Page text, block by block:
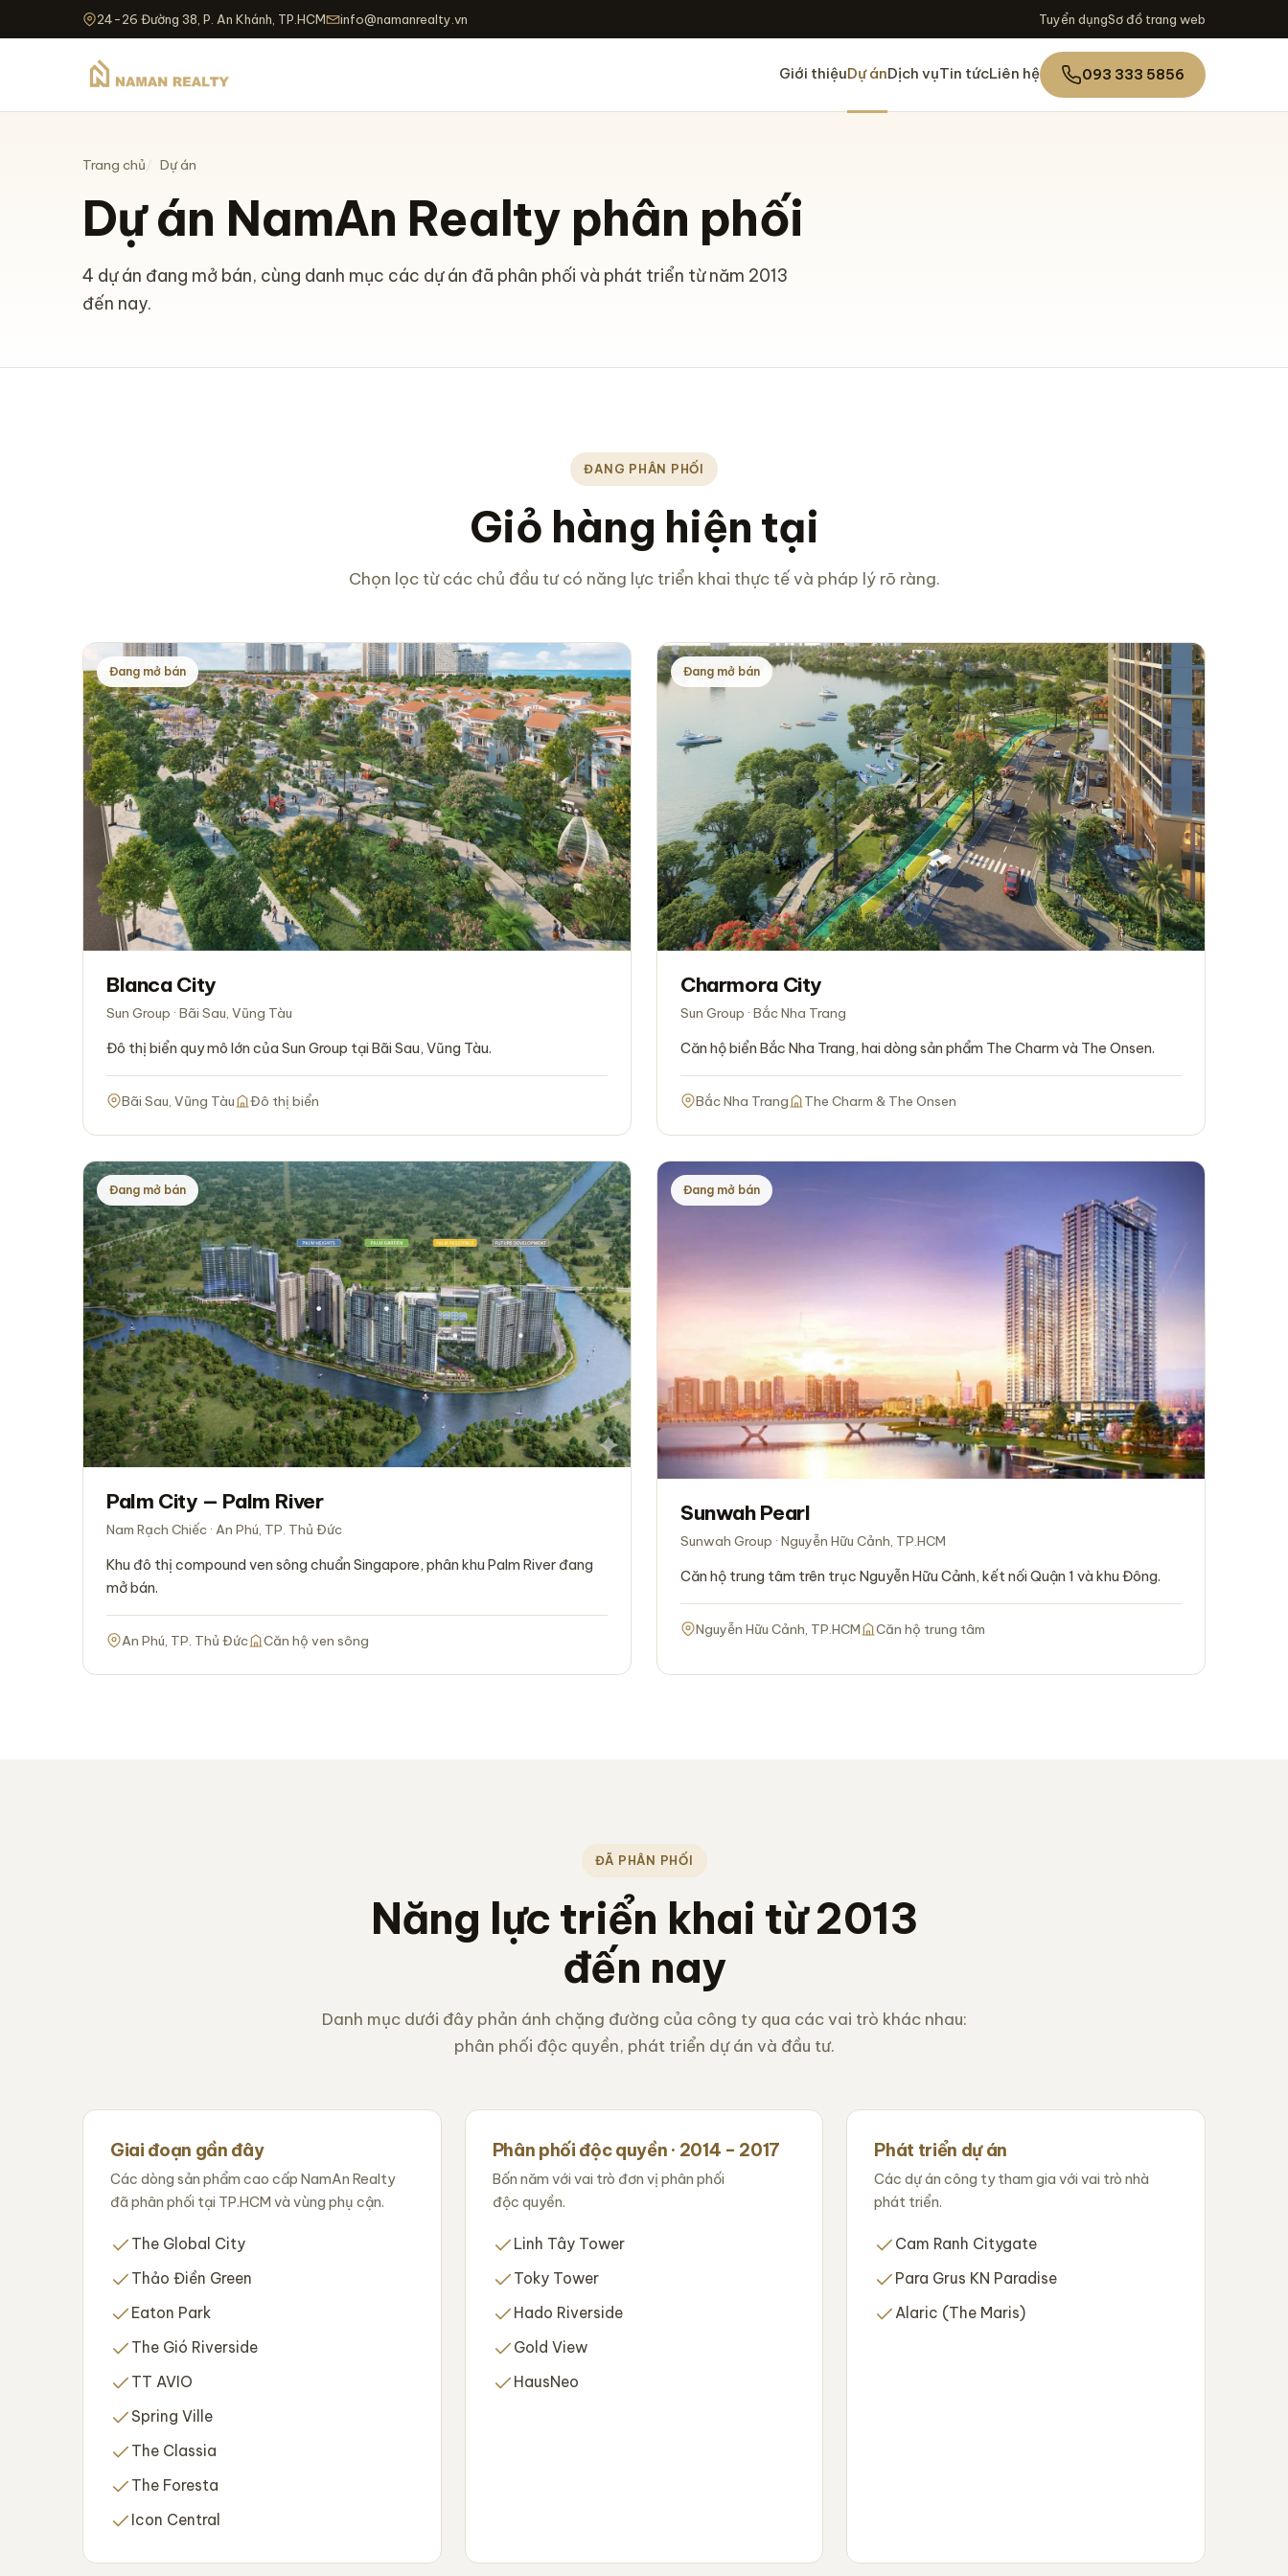
24-26 Đường 38, P. An Khánh, TP.HCM info@namanrealty.vn Tuyển dụngSơ đồ trang web
Giới thiệuDự ánDịch vụTin tứcLiên hệ 093 333 5856
Trang chủ Dự án
Dự án NamAn Realty phân phối
4 dự án đang mở bán, cùng danh mục các dự án đã phân phối và phát triển từ năm 2013
đến nay.
ĐANG PHÂN PHỐI
Giỏ hàng hiện tại
Chọn lọc từ các chủ đầu tư có năng lực triển khai thực tế và pháp lý rõ ràng.
Đang mở bán
Blanca City
Sun Group · Bãi Sau, Vũng Tàu
Đô thị biển quy mô lớn của Sun Group tại Bãi Sau, Vũng Tàu.
Bãi Sau, Vũng Tàu Đô thị biển
Đang mở bán
Charmora City
Sun Group · Bắc Nha Trang
Căn hộ biển Bắc Nha Trang, hai dòng sản phẩm The Charm và The Onsen.
Bắc Nha Trang The Charm & The Onsen
Đang mở bán
Palm City — Palm River
Nam Rạch Chiếc · An Phú, TP. Thủ Đức
Khu đô thị compound ven sông chuẩn Singapore, phân khu Palm River đang
mở bán.
An Phú, TP. Thủ Đức Căn hộ ven sông
Đang mở bán
Sunwah Pearl
Sunwah Group · Nguyễn Hữu Cảnh, TP.HCM
Căn hộ trung tâm trên trục Nguyễn Hữu Cảnh, kết nối Quận 1 và khu Đông.
Nguyễn Hữu Cảnh, TP.HCM Căn hộ trung tâm
ĐÃ PHÂN PHỐI
Năng lực triển khai từ 2013
đến nay
Danh mục dưới đây phản ánh chặng đường của công ty qua các vai trò khác nhau:
phân phối độc quyền, phát triển dự án và đầu tư.
Giai đoạn gần đây
Các dòng sản phẩm cao cấp NamAn Realty
đã phân phối tại TP.HCM và vùng phụ cận.
The Global City
Thảo Điền Green
Eaton Park
The Gió Riverside
TT AVIO
Spring Ville
The Classia
The Foresta
Icon Central
Phân phối độc quyền · 2014 – 2017
Bốn năm với vai trò đơn vị phân phối
độc quyền.
Linh Tây Tower
Toky Tower
Hado Riverside
Gold View
HausNeo
Phát triển dự án
Các dự án công ty tham gia với vai trò nhà
phát triển.
Cam Ranh Citygate
Para Grus KN Paradise
Alaric (The Maris)